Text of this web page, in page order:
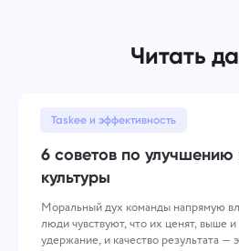
Читать
Taskee и эффективность
6 советов по улучшению
культуры
Моральный дух команды напрямую
люди чувствуют, что их ценят, выше
удержание, и качество результата